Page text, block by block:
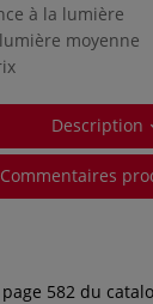
à la lumière
moyenne
Description
Commentaires
582 du